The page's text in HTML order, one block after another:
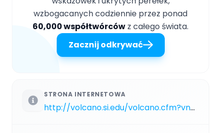
wzbogacanych codziennie przez ponad
60,000 współtwórców z całego świata.
Zacznij odkrywać
STRONA INTERNETOWA
http://volcano.si.edu/volcano.cfm?vn=231040